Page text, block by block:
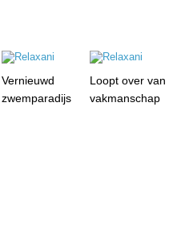
Vernieuwd
zwemparadijs
Loopt over van
vakmanschap